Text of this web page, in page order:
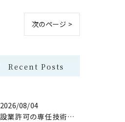
次のページ >
Recent Posts
2026/08/04
建設業許可の専任技術者資格要件詳細解説